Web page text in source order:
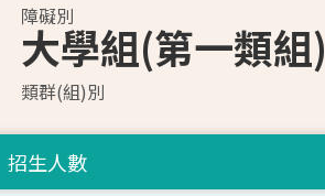
障礙別
大學組(第一類組)
類群(組)別
招生人數